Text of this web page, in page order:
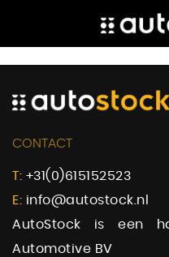
CONTACT
T: +31(0)615152523
E: info@autostock.nl
AutoStock is een
Automotive BV